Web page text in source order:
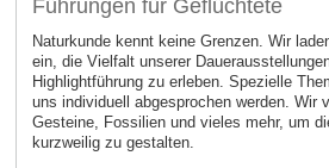
Führungen für Geflüchtete
Naturkunde kennt keine Grenzen. Wir
ein, die Vielfalt unserer
Highlightführung zu erleben. Spezielle
uns individuell abgesprochen werden. Wir
Gesteine, Fossilien und vieles mehr, um
kurzweilig zu gestalten.